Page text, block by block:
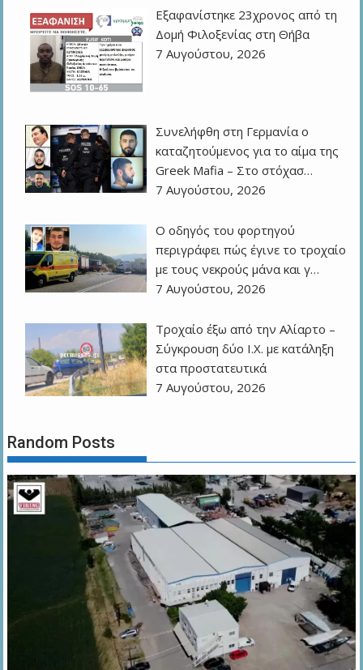
Εξαφανίστηκε 23χρονος από τη
Δομή Φιλοξενίας στη Θήβα
7 Αυγούστου, 2026
Συνελήφθη στη Γερμανία ο
καταζητούμενος για το αίμα της
Greek Mafia – Στο στόχασ…
7 Αυγούστου, 2026
Ο οδηγός του φορτηγού
περιγράφει πώς έγινε το τροχαίο
με τους νεκρούς μάνα και γ…
7 Αυγούστου, 2026
Τροχαίο έξω από την Αλίαρτο –
Σύγκρουση δύο Ι.Χ. με κατάληξη
στα προστατευτικά
7 Αυγούστου, 2026
Random Posts